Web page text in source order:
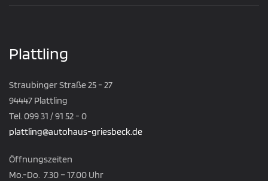
Plattling
Straubinger Straße 25 - 27
94447 Plattling
Tel. 099 31 / 91 52 - 0
plattling@autohaus-griesbeck.de
Öffnungszeiten
Mo.-Do. 7.30 – 17.00 Uhr